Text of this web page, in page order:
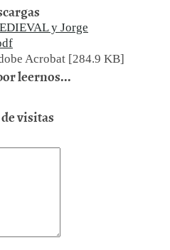
y Jorge
Acrobat [284.9 KB]
leernos...
visitas